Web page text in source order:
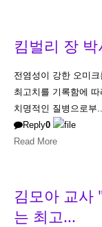
킴벌리 장
전염성이 강한 오미
최고치를 기록함에
치명적인 질병으로부...
Reply0
Read More
김모아 교사
는 최고...